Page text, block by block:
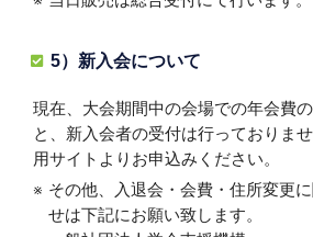
5）新入会について
現在、大会期間中の会場での年会費
と、新入会者の受付は行っておりま
用サイトよりお申込みください。
その他、入退会・会費・住所変更
せは下記にお願い致します。